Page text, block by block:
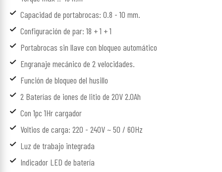
Capacidad de portabrocas: 0.8 - 10 mm.
Configuración de par: 18 + 1 + 1
Portabrocas sin llave con bloqueo automático
Engranaje mecánico de 2 velocidades.
Función de bloqueo del husillo
2 Baterías de iones de litio de 20V 2.0Ah
Con 1pc 1Hr cargador
Voltios de carga: 220 - 240V ~ 50 / 60Hz
Luz de trabajo integrada
Indicador LED de batería